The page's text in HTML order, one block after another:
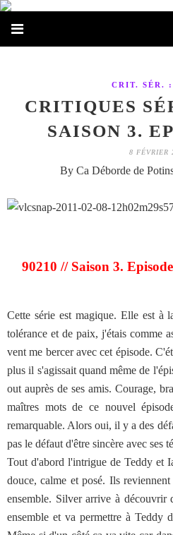
CRIT. SÉR. :
CRITIQUES
SAISON 3.
8 FÉVRIER
By Ca Déborde de
90210 // Saison 3.
Cette série est magique. Elle est à
tolérance et de paix, j'étais comme
vent me bercer avec cet épisode.
plus il s'agissait quand même de
out auprès de ses amis. Courage,
maîtres mots de ce nouvel
remarquable. Alors oui, il y a des
pas le défaut d'être sincère avec ses
Tout d'abord l'intrigue de Teddy et
douce, calme et posé. Ils
ensemble. Silver arrive à découvrir
ensemble et va permettre à Teddy